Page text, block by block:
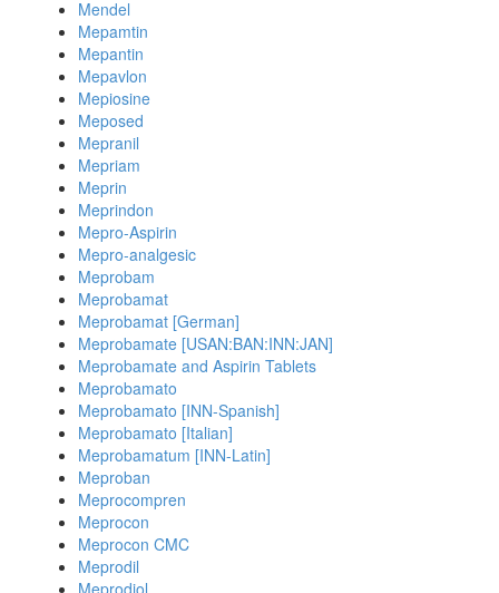
Mendel
Mepamtin
Mepantin
Mepavlon
Mepiosine
Meposed
Mepranil
Mepriam
Meprin
Meprindon
Mepro-Aspirin
Mepro-analgesic
Meprobam
Meprobamat
Meprobamat [German]
Meprobamate [USAN:BAN:INN:JAN]
Meprobamate and Aspirin Tablets
Meprobamato
Meprobamato [INN-Spanish]
Meprobamato [Italian]
Meprobamatum [INN-Latin]
Meproban
Meprocompren
Meprocon
Meprocon CMC
Meprodil
Meprodiol